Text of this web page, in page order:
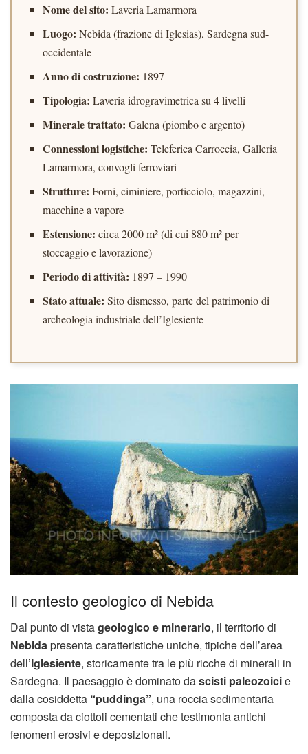
Nome del sito: Laveria Lamarmora
Luogo: Nebida (frazione di Iglesias), Sardegna sud-
occidentale
Anno di costruzione: 1897
Tipologia: Laveria idrogravimetrica su 4 livelli
Minerale trattato: Galena (piombo e argento)
Connessioni logistiche: Teleferica Carroccia, Galleria
Lamarmora, convogli ferroviari
Strutture: Forni, ciminiere, porticciolo, magazzini,
macchine a vapore
Estensione: circa 2000 m² (di cui 880 m² per
stoccaggio e lavorazione)
Periodo di attività: 1897 – 1990
Stato attuale: Sito dismesso, parte del patrimonio di
archeologia industriale dell’Iglesiente
Il contesto geologico di Nebida
Dal punto di vistageologico e minerario, il territorio di
Nebida presenta caratteristiche uniche, tipiche dell’area
dell’Iglesiente, storicamente tra le più ricche di minerali in
Sardegna. Il paesaggio è dominato dascisti paleozoicie
dalla cosiddetta “puddinga”, una roccia sedimentaria
composta da ciottoli cementati che testimonia antichi
fenomeni erosivi e deposizionali.